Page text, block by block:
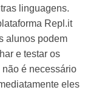
linguagens.
Repl.it
alunos podem
e testar os
é necessário
eles